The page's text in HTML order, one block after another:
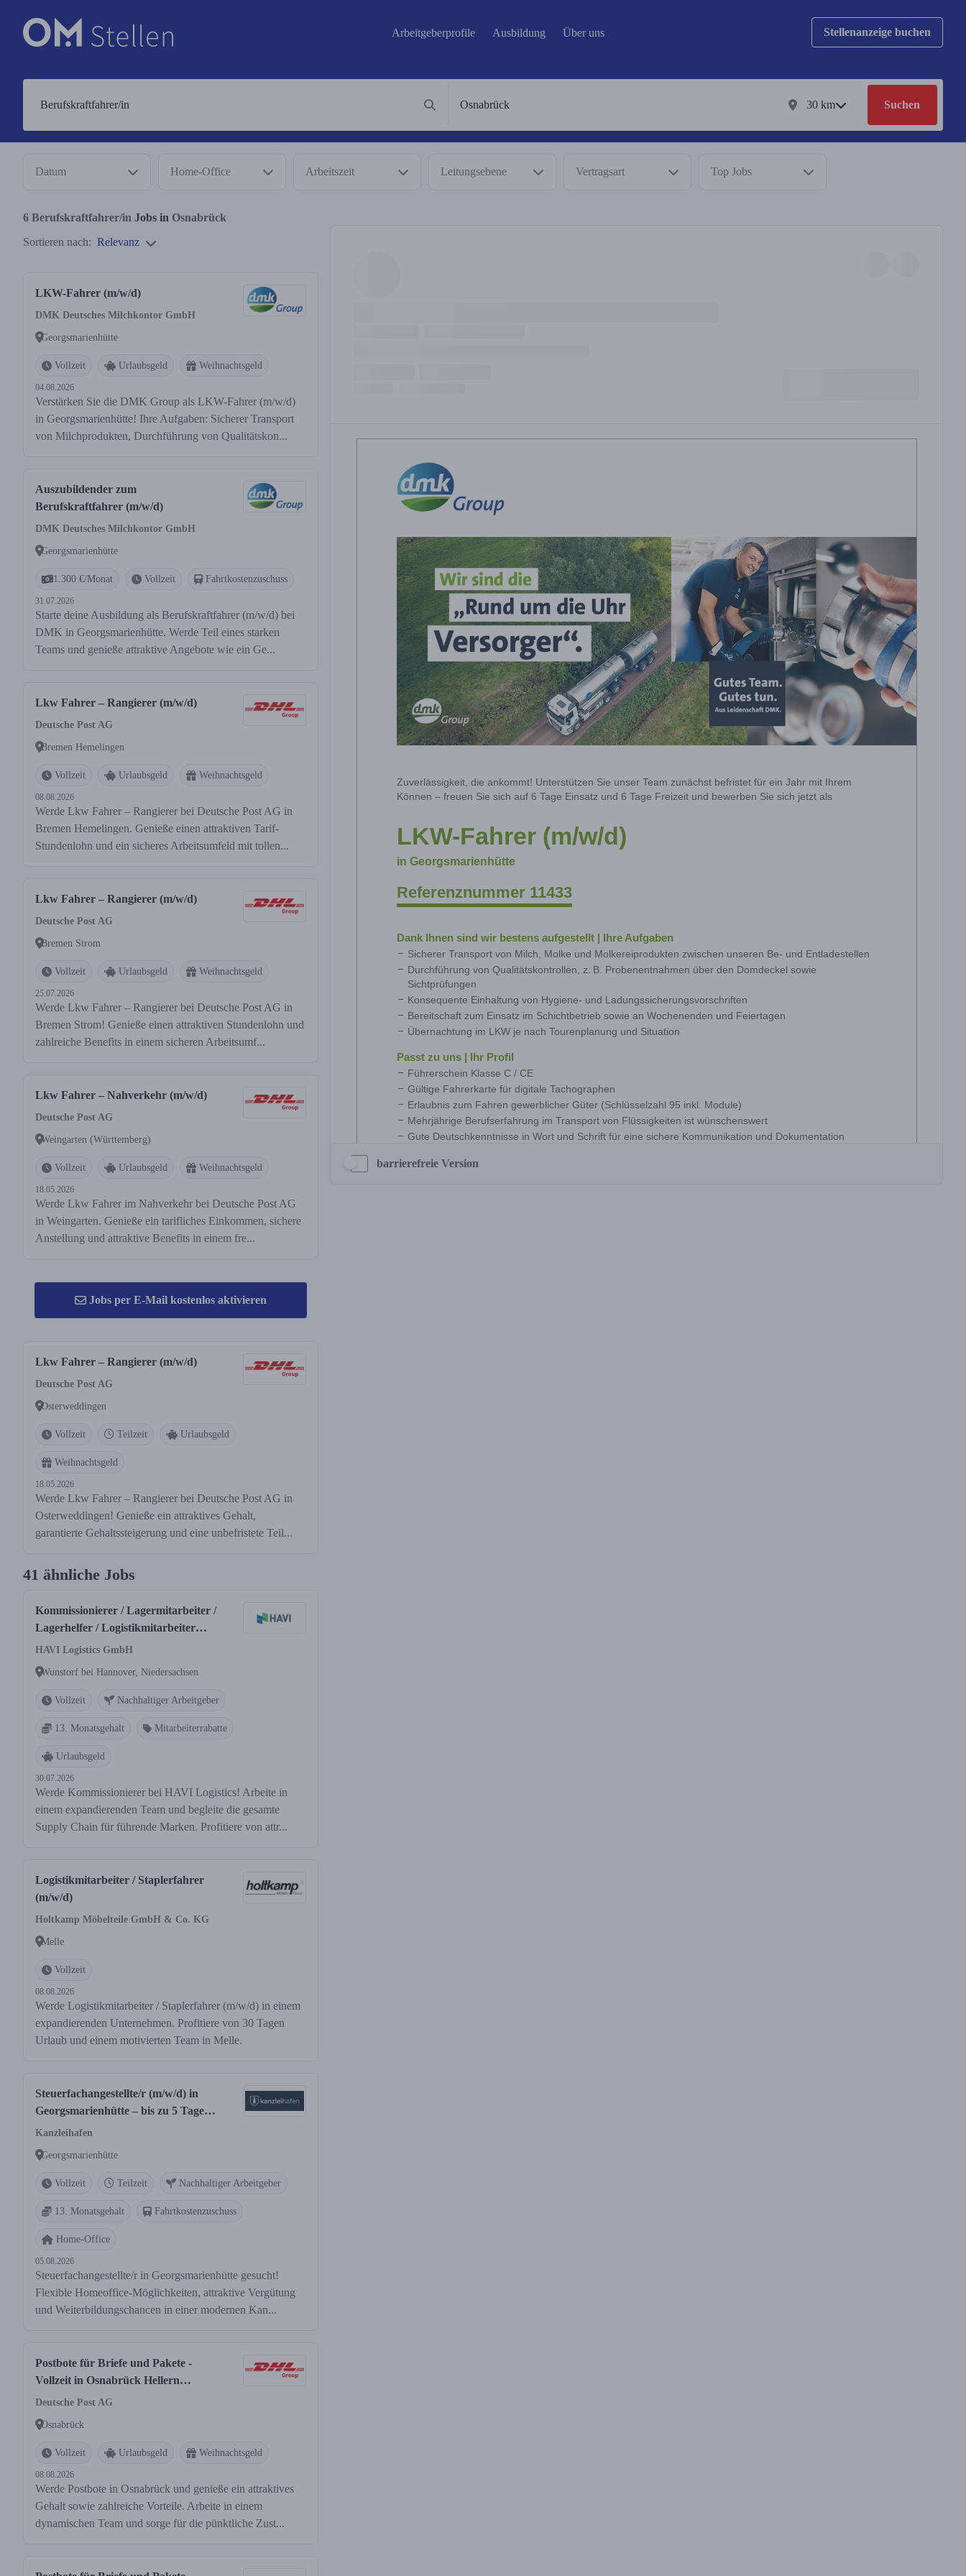
Arbeitgeberprofile Ausbildung Über uns Stellenanzeige buchen
30 km Suchen
Datum Home-Office Arbeitszeit Leitungsebene Vertragsart Top Jobs
6 Berufskraftfahrer/in Jobs in Osnabrück
Sortieren nach: Relevanz
LKW-Fahrer (m/w/d)
DMK Deutsches Milchkontor GmbH
Georgsmarienhütte
Vollzeit Urlaubsgeld Weihnachtsgeld
04.08.2026
Verstärken Sie die DMK Group als LKW-Fahrer (m/w/d)
in Georgsmarienhütte! Ihre Aufgaben: Sicherer Transport
von Milchprodukten, Durchführung von Qualitätskon...
Auszubildender zum
Berufskraftfahrer (m/w/d)
DMK Deutsches Milchkontor GmbH
Georgsmarienhütte
1.300 €/Monat Vollzeit Fahrtkostenzuschuss
31.07.2026
Starte deine Ausbildung als Berufskraftfahrer (m/w/d) bei
DMK in Georgsmarienhütte. Werde Teil eines starken
Teams und genieße attraktive Angebote wie ein Ge...
Lkw Fahrer – Rangierer (m/w/d)
Deutsche Post AG
Bremen Hemelingen
Vollzeit Urlaubsgeld Weihnachtsgeld
08.08.2026
Werde Lkw Fahrer – Rangierer bei Deutsche Post AG in
Bremen Hemelingen. Genieße einen attraktiven Tarif-
Stundenlohn und ein sicheres Arbeitsumfeld mit tollen...
Lkw Fahrer – Rangierer (m/w/d)
Deutsche Post AG
Bremen Strom
Vollzeit Urlaubsgeld Weihnachtsgeld
25.07.2026
Werde Lkw Fahrer – Rangierer bei Deutsche Post AG in
Bremen Strom! Genieße einen attraktiven Stundenlohn und
zahlreiche Benefits in einem sicheren Arbeitsumf...
Lkw Fahrer – Nahverkehr (m/w/d)
Deutsche Post AG
Weingarten (Württemberg)
Vollzeit Urlaubsgeld Weihnachtsgeld
18.05.2026
Werde Lkw Fahrer im Nahverkehr bei Deutsche Post AG
in Weingarten. Genieße ein tarifliches Einkommen, sichere
Anstellung und attraktive Benefits in einem fre...
Jobs per E-Mail kostenlos aktivieren
Lkw Fahrer – Rangierer (m/w/d)
Deutsche Post AG
Osterweddingen
Vollzeit Teilzeit Urlaubsgeld
Weihnachtsgeld
18.05.2026
Werde Lkw Fahrer – Rangierer bei Deutsche Post AG in
Osterweddingen! Genieße ein attraktives Gehalt,
garantierte Gehaltssteigerung und eine unbefristete Teil...
41 ähnliche Jobs
Kommissionierer / Lagermitarbeiter /
Lagerhelfer / Logistikmitarbeiter
(m/w/d)
HAVI Logistics GmbH
Wunstorf bei Hannover, Niedersachsen
Vollzeit Nachhaltiger Arbeitgeber
13. Monatsgehalt Mitarbeiterrabatte
Urlaubsgeld
30.07.2026
Werde Kommissionierer bei HAVI Logistics! Arbeite in
einem expandierenden Team und begleite die gesamte
Supply Chain für führende Marken. Profitiere von attr...
Logistikmitarbeiter / Staplerfahrer
(m/w/d)
Holtkamp Möbelteile GmbH & Co. KG
Melle
Vollzeit
08.08.2026
Werde Logistikmitarbeiter / Staplerfahrer (m/w/d) in einem
expandierenden Unternehmen. Profitiere von 30 Tagen
Urlaub und einem motivierten Team in Melle.
Steuerfachangestellte/r (m/w/d) in
Georgsmarienhütte – bis zu 5 Tage
Homeoffice
Kanzleihafen
Georgsmarienhütte
Vollzeit Teilzeit Nachhaltiger Arbeitgeber
13. Monatsgehalt Fahrtkostenzuschuss
Home-Office
05.08.2026
Steuerfachangestellte/r in Georgsmarienhütte gesucht!
Flexible Homeoffice-Möglichkeiten, attraktive Vergütung
und Weiterbildungschancen in einer modernen Kan...
Postbote für Briefe und Pakete -
Vollzeit in Osnabrück Hellern
(m/w/d)
Deutsche Post AG
Osnabrück
Vollzeit Urlaubsgeld Weihnachtsgeld
08.08.2026
Werde Postbote in Osnabrück und genieße ein attraktives
Gehalt sowie zahlreiche Vorteile. Arbeite in einem
dynamischen Team und sorge für die pünktliche Zust...
barrierefreie Version